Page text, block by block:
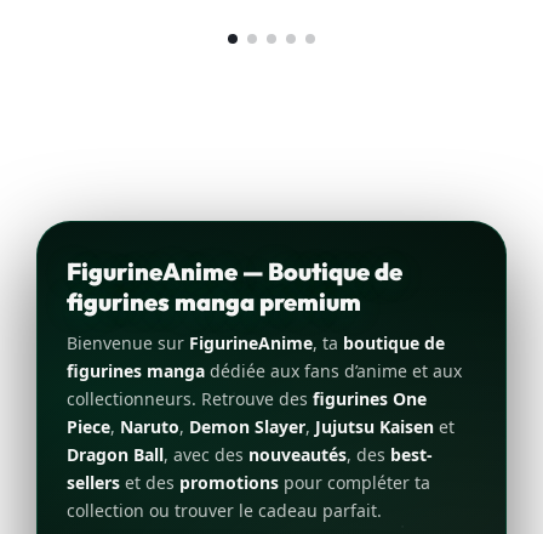
FigurineAnime — Boutique de
figurines manga premium
Bienvenue sur FigurineAnime, ta boutique de
figurines manga dédiée aux fans d’anime et aux
collectionneurs. Retrouve des figurines One
Piece, Naruto, Demon Slayer, Jujutsu Kaisen et
Dragon Ball, avec des nouveautés, des best-
sellers et des promotions pour compléter ta
collection ou trouver le cadeau parfait.